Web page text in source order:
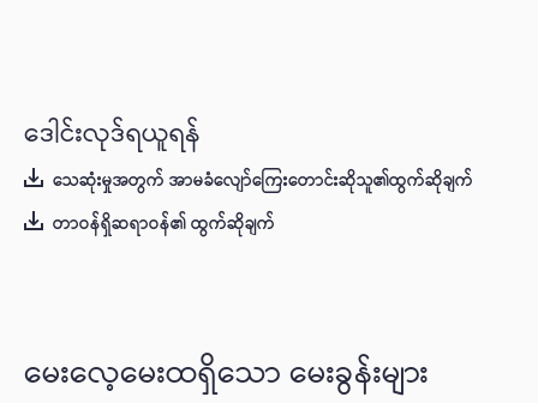
‌ဒေါင်းလုဒ်ရယူရန်
သေဆုံးမှုအတွက် အာမခံလျော်ကြေးတောင်းဆိုသူ၏ထွက်ဆိုချက်
တာဝန်ရှိဆရာဝန်၏ ထွက်ဆိုချက်
မေးလေ့မေးထရှိသော မေးခွန်းများ